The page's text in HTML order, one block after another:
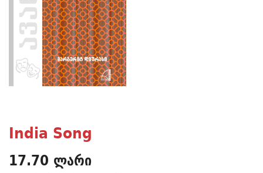
India Song
17.70 ლარი